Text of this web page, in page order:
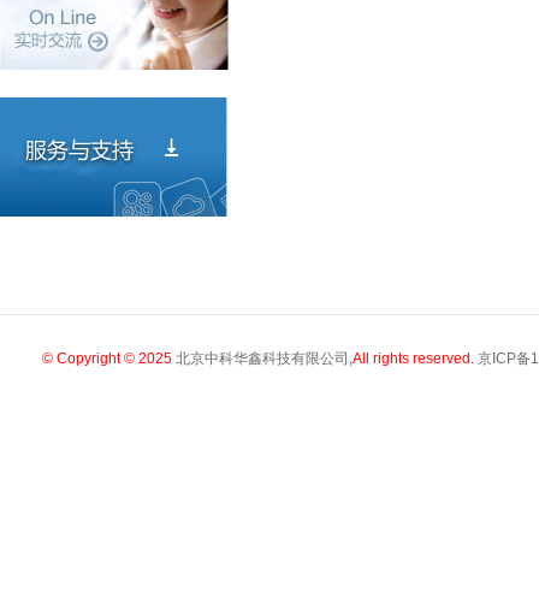
© Copyright © 2025 北京中科华鑫科技有限公司 ,All rights reserved. 京ICP备